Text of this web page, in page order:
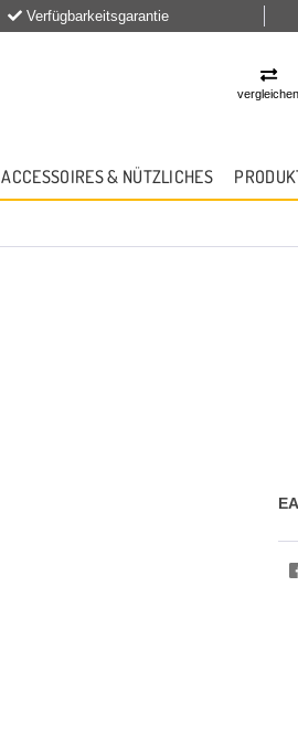
Verfügbarkeitsgarantie
vergleichen
ACCESSOIRES & NÜTZLICHES